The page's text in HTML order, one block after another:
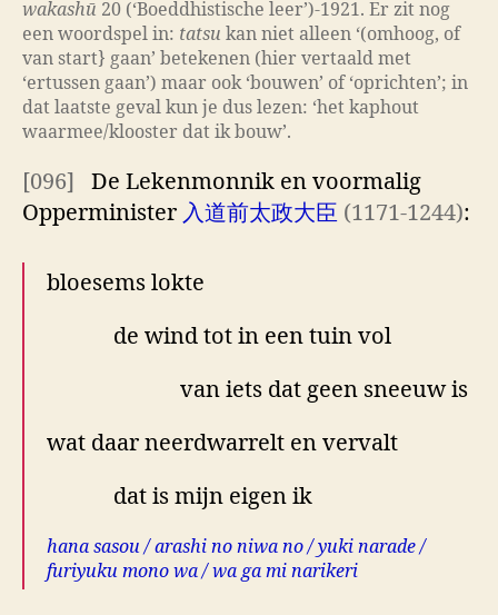
wakashū 20 (‘Boeddhistische leer’)-1921. Er zit nog
een woordspel in: tatsu kan niet alleen ‘(omhoog, of
van start} gaan’ betekenen (hier vertaald met
‘ertussen gaan’) maar ook ‘bouwen’ of ‘oprichten’; in
dat laatste geval kun je dus lezen: ‘het kaphout
waarmee/klooster dat ik bouw’.
[096]
De Lekenmonnik en voormalig
Opperminister 入道前太政大臣 (1171-1244):
bloesems lokte
de wind tot in een tuin vol
van iets dat geen sneeuw is
wat daar neerdwarrelt en vervalt
dat is mijn eigen ik
hana sasou / arashi no niwa no / yuki narade /
furiyuku mono wa / wa ga mi narikeri